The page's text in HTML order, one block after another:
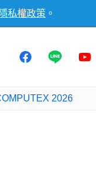
隱私權政策 。
2026